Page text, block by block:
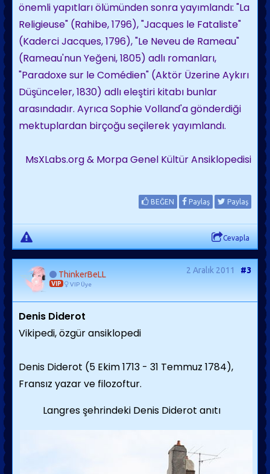
önemli yapıtları ölümünden sonra yayımlandı: "La
Religieuse" (Rahibe, 1796), "Jacques le Fataliste"
(Kaderci Jacques, 1796), "Le Neveu de Rameau"
(Rameau'nun Yeğeni, 1805) adlı romanları,
"Paradoxe sur le Comédien" (Aktör Üzerine Aykırı
Düşünceler, 1830) adlı eleştiri kitabı bunlar
arasındadır. Ayrıca Sophie Volland'a gönderdiği
mektuplardan birçoğu seçilerek yayımlandı.
MsXLabs.org & Morpa Genel Kültür Ansiklopedisi
BEĞEN Paylaş Paylaş
Cevapla
ThinkerBeLL
VIP VIP Üye
2 Aralık 2011 #3
Denis Diderot
Vikipedi, özgür ansiklopedi
Denis Diderot (5 Ekim 1713 - 31 Temmuz 1784),
Fransız yazar ve filozoftur.
Langres şehrindeki Denis Diderot anıtı